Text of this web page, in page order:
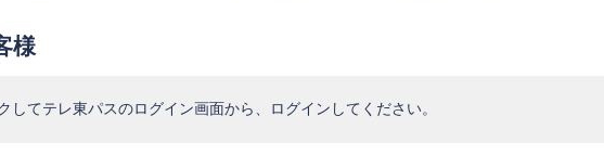
様
してテレ東パスのログイン画面から、ログインしてください。